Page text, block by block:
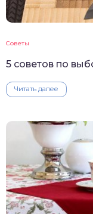
Советы
5 советов по
Читать далее